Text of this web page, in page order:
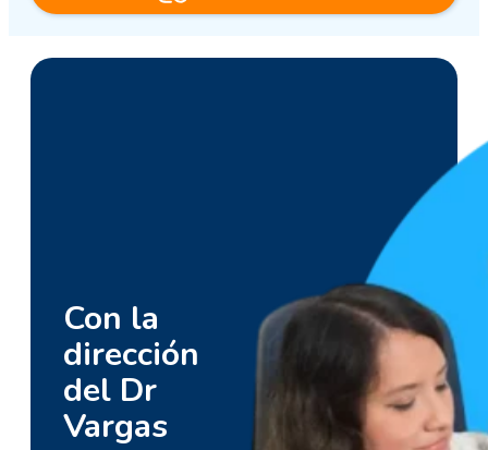
Con la
dirección
del Dr
Vargas